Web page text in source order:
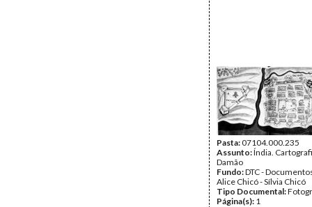
Pasta:07104.000.235
Assunto:Índia.
Damão
Fundo:DTC -
Alice Chicó - Sílvia Chicó
Tipo Documental:
Página(s): 1